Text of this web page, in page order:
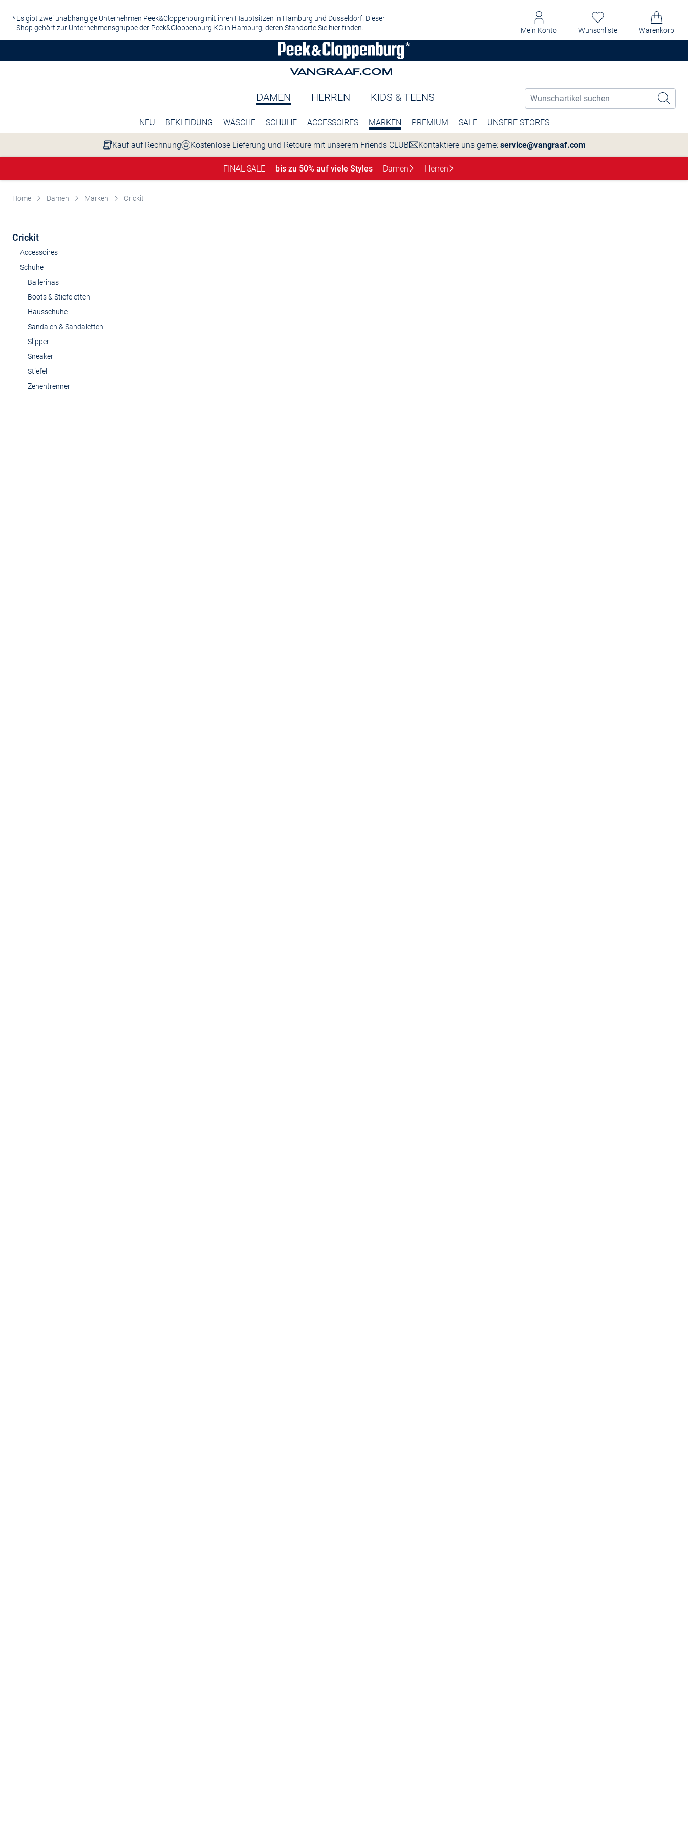
Es gibt zwei unabhängige Unternehmen Peek&Cloppenburg mit ihren Hauptsitzen in Hamburg und Düsseldorf. Dieser
Shop gehört zur Unternehmensgruppe der Peek&Cloppenburg KG in Hamburg, deren Standorte Sie hierfinden. Mein Konto Wunschliste Warenkorb
DAMEN HERREN KIDS & TEENS
NEU BEKLEIDUNG WÄSCHE SCHUHE ACCESSOIRES MARKEN PREMIUM SALE UNSERE STORES
Kauf auf Rechnung Kostenlose Lieferung und Retoure mit unserem Friends CLUB Kontaktiere uns gerne: service@vangraaf.com
FINAL SALE bis zu 50% auf viele Styles Damen Herren
Home Damen Marken Crickit
Crickit
Accessoires
Schuhe
Ballerinas
Boots & Stiefeletten
Hausschuhe
Sandalen & Sandaletten
Slipper
Sneaker
Stiefel
Zehentrenner